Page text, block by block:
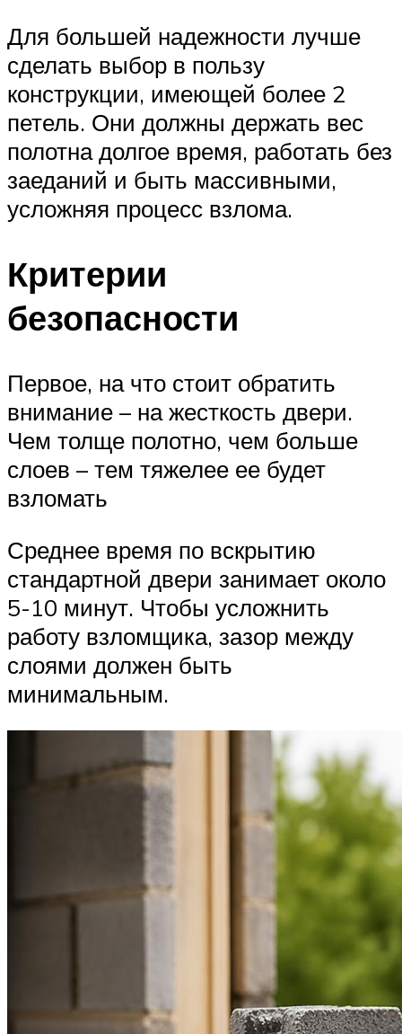
Для большей надежности лучше
сделать выбор в пользу
конструкции, имеющей более 2
петель. Они должны держать вес
полотна долгое время, работать без
заеданий и быть массивными,
усложняя процесс взлома.
Критерии
безопасности
Первое, на что стоит обратить
внимание – на жесткость двери.
Чем толще полотно, чем больше
слоев – тем тяжелее ее будет
взломать
Среднее время по вскрытию
стандартной двери занимает около
5-10 минут. Чтобы усложнить
работу взломщика, зазор между
слоями должен быть
минимальным.